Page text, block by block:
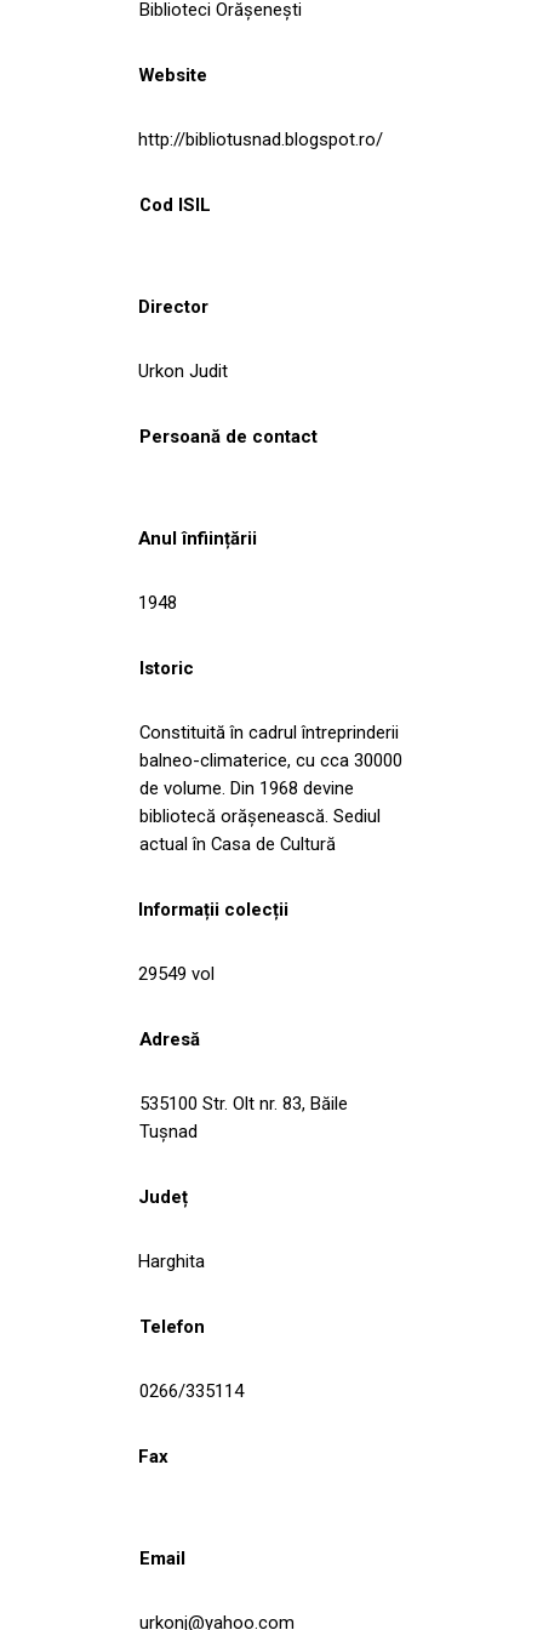
Biblioteci Orășenești
Website
http://bibliotusnad.blogspot.ro/
Cod ISIL
Director
Urkon Judit
Persoană de contact
Anul înființării
1948
Istoric
Constituită în cadrul întreprinderii
balneo-climaterice, cu cca 30000
de volume. Din 1968 devine
bibliotecă orăşenească. Sediul
actual în Casa de Cultură
Informații colecții
29549 vol
Adresă
535100 Str. Olt nr. 83, Băile
Tuşnad
Județ
Harghita
Telefon
0266/335114
Fax
Email
urkonj@yahoo.com